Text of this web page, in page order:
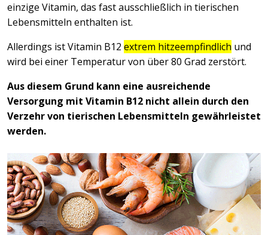
einzige Vitamin, das fast ausschließlich in tierischen
Lebensmitteln enthalten ist.
Allerdings ist Vitamin B12 extrem hitzeempfindlich und
wird bei einer Temperatur von über 80 Grad zerstört.
Aus diesem Grund kann eine ausreichende
Versorgung mit Vitamin B12 nicht allein durch den
Verzehr von tierischen Lebensmitteln gewährleistet
werden.